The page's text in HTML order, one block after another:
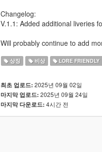
Changelog:
V.1.1: Added additional liveries
Will probably continue to add
상징 비상 LORE FRIENDLY
최초 업로드: 2025년 09월 02일
마지막 업로드: 2025년 09월 24일
마지막 다운로드: 4시간 전